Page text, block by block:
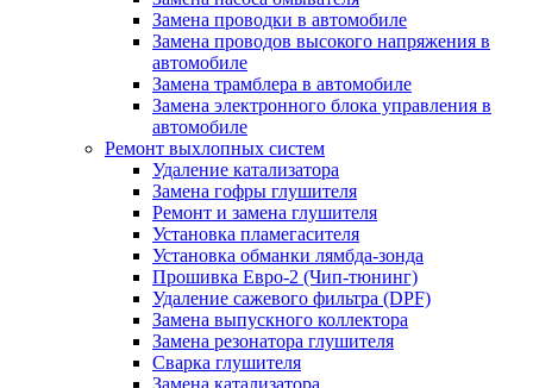
Замена проводки в автомобиле
Замена проводов высокого напряжения в
автомобиле
Замена трамблера в автомобиле
Замена электронного блока управления в
автомобиле
Ремонт выхлопных систем
Удаление катализатора
Замена гофры глушителя
Ремонт и замена глушителя
Установка пламегасителя
Установка обманки лямбда-зонда
Прошивка Евро-2 (Чип-тюнинг)
Удаление сажевого фильтра (DPF)
Замена выпускного коллектора
Замена резонатора глушителя
Сварка глушителя
Замена катализатора